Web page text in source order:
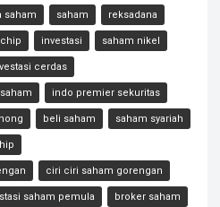
saham saham reksadana
investasi saham nikel
cerdas
indo premier sekuritas
beli saham saham syariah
ciri ciri saham gorengan
saham pemula broker saham